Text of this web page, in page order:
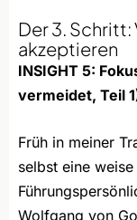
Der 3.
akzeptieren
INSIGHT 5:
vermeidet, Teil
Früh in meiner
selbst eine
Wolfgang von